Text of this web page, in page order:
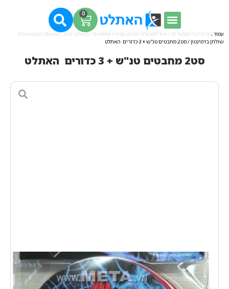
0
עמוד הבית / כל המוצרים / ציוד למפעילי חוגים, סטודיו ומאמנים / משחקי כדור/משחקי מחבט טניס
שולחן בדמינטון/ סט2 מחבטים טנ"ש + 3 כדורים האתלט
סט2 מחבטים טנ"ש + 3 כדורים האתלט